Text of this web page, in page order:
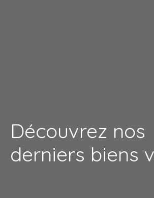
Découvrez nos
derniers biens